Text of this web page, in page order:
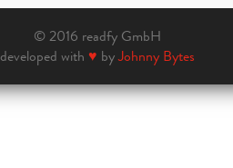
© 2016 readfy GmbH
developed with ♥ byJohnny Bytes